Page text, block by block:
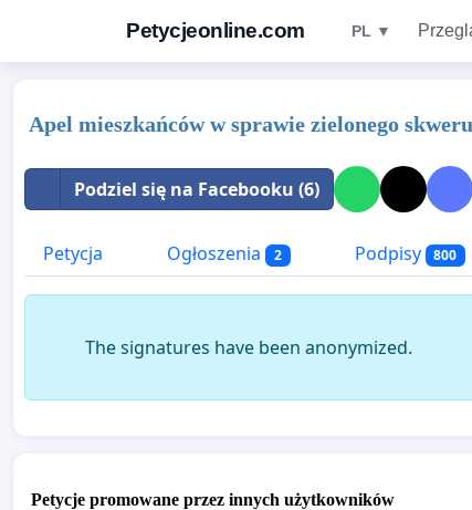
Petycjeonline.com PL ▼
Apel mieszkańców w sprawie zielonego
Podziel się na Facebooku (6)
Petycja Ogłoszenia 2 Podpisy 800
The signatures have been anonymized.
Petycje promowane przez innych użytkowników